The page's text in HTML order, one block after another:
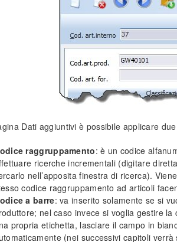
Dati aggiuntivi è possibile applicare
raggruppamento: è un codice
ricerche incrementali (digitare
nell’apposita finestra di ricerca).
codice raggruppamento ad articoli
a barre: va inserito solamente se si
nel caso invece si voglia gestire la
propria etichetta, lasciare il campo in
(nei successivi capitoli